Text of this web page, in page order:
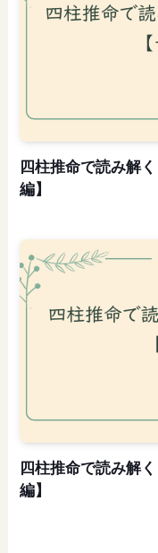
四柱推命で読み解
編】
四柱推命で読み解
編】